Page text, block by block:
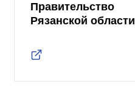
Правительство
Рязанской области